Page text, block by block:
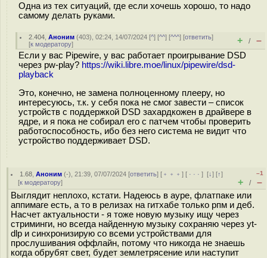
Одна из тех ситуаций, где если хочешь хорошо, то надо
самому делать руками.
2.404 ,Аноним (403), 02:24, 14/07/2024 [^] [^^] [^^^] [ответить]
[к модератору] + / –
Если у вас Pipewire, у вас работает проигрывание DSD
через pw-play? https://wiki.libre.moe/linux/pipewire/dsd-
playback
Это, конечно, не замена полноценному плееру, но
интересуюсь, т.к. у себя пока не смог завести – список
устройств с поддержкой DSD захардкожен в драйвере в
ядре, и я пока не собирал его с патчем чтобы проверить
работоспособность, ибо без него система не видит что
устройство поддерживает DSD.
1.68 ,Аноним (-), 21:39, 07/07/2024 [ответить] [ ﹢﹢﹢] [ · · ·][↓] [↑]
[к модератору]
–1
+ / –
Выглядит неплохо, кстати. Надеюсь в ауре, флатпаке или
аппимаге есть, а то в релизах на гитхабе только рпм и деб.
Насчет актуальности - я тоже новую музыку ищу через
стриминги, но всегда найденную музыку сохраняю через yt-
dlp и синхронизирую со всеми устройствами для
прослушивания оффлайн, потому что никогда не знаешь
когда обрубят свет, будет землетрясение или наступит